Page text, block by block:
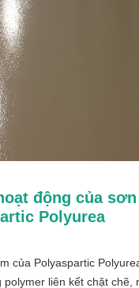
động của
Polyurea
của Polyaspartic
liên kết chặt chẽ,